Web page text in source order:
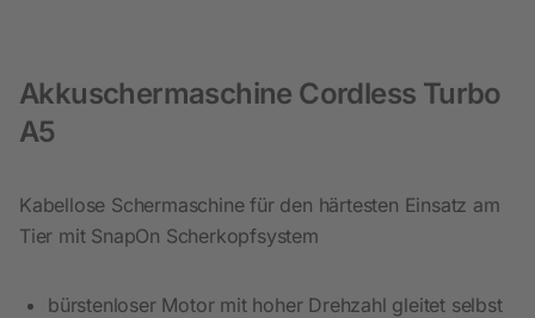
Akkuschermaschine Cordless Turbo
A5
Kabellose Schermaschine für den härtesten Einsatz am
Tier mit SnapOn Scherkopfsystem
bürstenloser Motor mit hoher Drehzahl gleitet selbst